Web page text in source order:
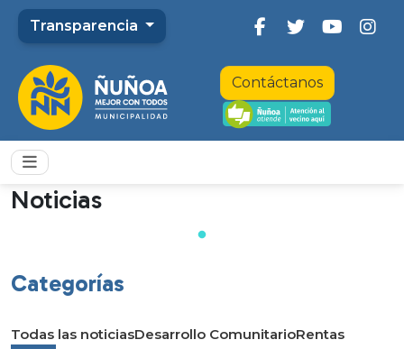
Transparencia
Contáctanos
Noticias
Categorías
Todas las noticiasDesarrollo ComunitarioRentas